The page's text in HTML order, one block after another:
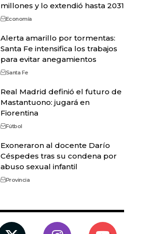
millones y lo extendió hasta 2031
Economía
Alerta amarillo por tormentas:
Santa Fe intensifica los trabajos
para evitar anegamientos
Santa Fe
Real Madrid definió el futuro de
Mastantuono: jugará en
Fiorentina
Fútbol
Exoneraron al docente Darío
Céspedes tras su condena por
abuso sexual infantil
Provincia